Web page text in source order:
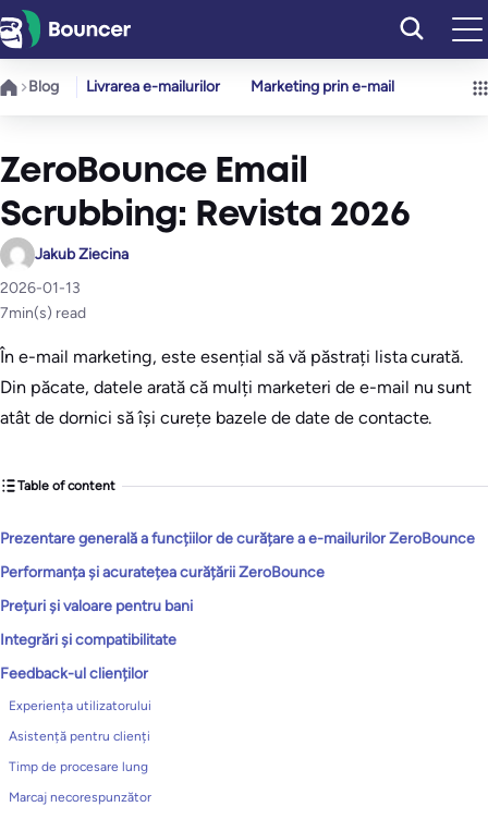
Sari
la
conținut
Blog Livrarea e-mailurilor Marketing prin e-mail
ZeroBounce Email
Scrubbing: Revista 2026
Jakub Ziecina
2026-01-13
7min(s) read
În e-mail marketing, este esențial să vă păstrați lista curată.
Din păcate, datele arată că mulți marketeri de e-mail nu sunt
atât de dornici să își curețe bazele de date de contacte.
Table of content
Prezentare generală a funcțiilor de curățare a e-mailurilor ZeroBounce
Performanța și acuratețea curățării ZeroBounce
Prețuri și valoare pentru bani
Integrări și compatibilitate
Feedback-ul clienților
Experiența utilizatorului
Asistență pentru clienți
Timp de procesare lung
Marcaj necorespunzător